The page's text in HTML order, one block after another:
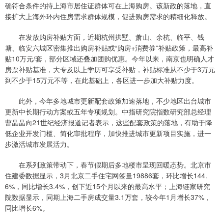
确符合条件的持上海市居住证群体可在上海购房。该新政的落地，直
接扩大上海外环内住房需求群体规模，促进购房需求的精细化释放。
在发放购房补贴方面，近期杭州拱墅、萧山、余杭、临平、钱
塘、临安六城区密集推出购房补贴或“购房+消费券”补贴政策，最高补
贴10万元/套，部分区域还叠加团购优惠。今年以来，南京也明确人才
房票补贴基准，大专及以上学历可享受补贴，补贴标准从不少于3万元
到不少于15万元不等，在此基础上，各区进一步加大补贴力度。
此外，今年多地城市更新配套政策加速落地，不少地区出台城市
更新中长期行动方案或五年专项规划。中指研究院指数研究部总经理
曹晶晶向21世纪经济报道记者表示，这些配套政策的落地，有助于降
低企业开发门槛、简化审批程序，加快推进城市更新项目实施，进一
步激活城市发展活力。
在系列政策带动下，春节假期后多地楼市呈现回暖态势。北京市
住建委数据显示，3月北京二手住宅网签量19886套，环比增长144.
6%，同比增长3.4%，创下近15个月以来的最高水平；上海链家研究
院数据显示，同期上海二手房成交量3.1万套，较今年1月增长37%，
同比增长6%。